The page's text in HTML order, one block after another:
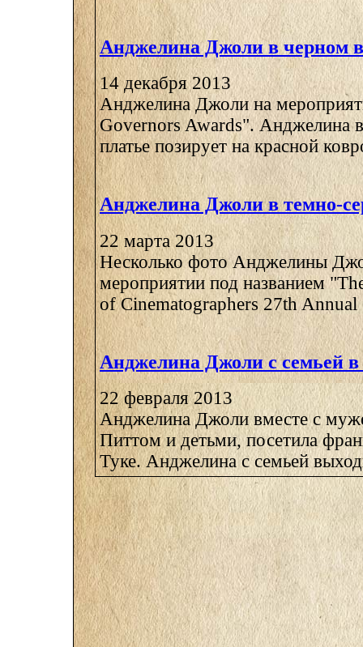
Анджелина Джоли в черном
14 декабря 2013
Анджелина Джоли на
Governors Awards". Анджелина
платье позирует на красной
Анджелина Джоли в темно-
22 марта 2013
Несколько фото Анджелины
мероприятии под названием
of Cinematographers 27th
Анджелина Джоли с семьей
22 февраля 2013
Анджелина Джоли вместе с
Питтом и детьми, посетила
Туке. Анджелина с семьей